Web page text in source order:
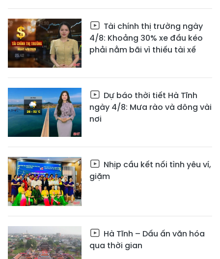
Tài chính thị trường ngày
4/8: Khoảng 30% xe đầu kéo
phải nằm bãi vì thiếu tài xế
Dự báo thời tiết Hà Tĩnh
ngày 4/8: Mưa rào và dông vài
nơi
Nhịp cầu kết nối tình yêu ví,
giặm
Hà Tĩnh – Dấu ấn văn hóa
qua thời gian